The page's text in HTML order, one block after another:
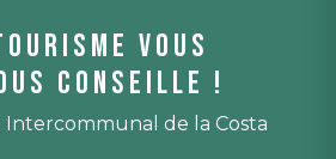
vous
conseille !
de la Costa